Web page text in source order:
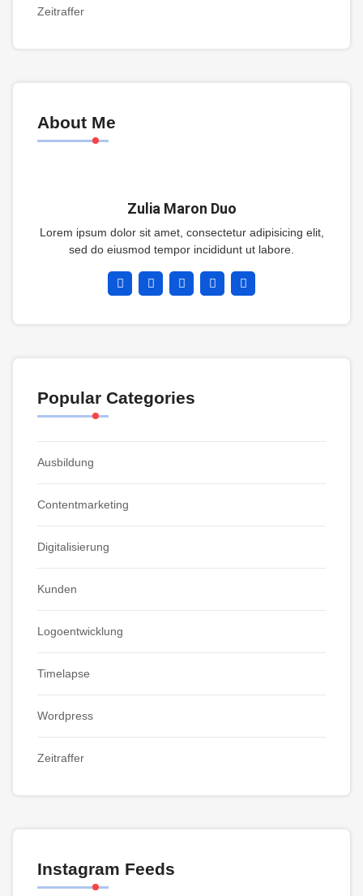
Zeitraffer
About Me
Zulia Maron Duo
Lorem ipsum dolor sit amet, consectetur adipisicing elit,
sed do eiusmod tempor incididunt ut labore.
Popular Categories
Ausbildung
Contentmarketing
Digitalisierung
Kunden
Logoentwicklung
Timelapse
Wordpress
Zeitraffer
Instagram Feeds